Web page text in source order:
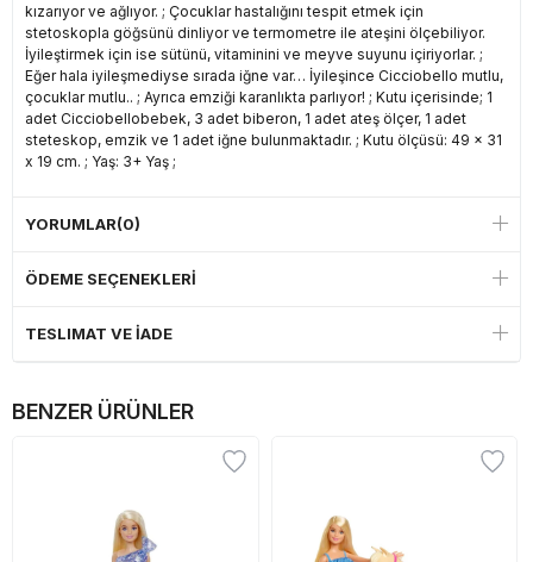
kızarıyor ve ağlıyor. ; Çocuklar hastalığını tespit etmek için
stetoskopla göğsünü dinliyor ve termometre ile ateşini ölçebiliyor.
İyileştirmek için ise sütünü, vitaminini ve meyve suyunu içiriyorlar. ;
Eğer hala iyileşmediyse sırada iğne var… İyileşince Cicciobello mutlu,
çocuklar mutlu.. ; Ayrıca emziği karanlıkta parlıyor! ; Kutu içerisinde; 1
adet Cicciobellobebek, 3 adet biberon, 1 adet ateş ölçer, 1 adet
steteskop, emzik ve 1 adet iğne bulunmaktadır. ; Kutu ölçüsü: 49 x 31
x 19 cm. ; Yaş: 3+ Yaş ;
YORUMLAR(0)
ÖDEME SEÇENEKLERI
TESLIMAT VE İADE
BENZER ÜRÜNLER